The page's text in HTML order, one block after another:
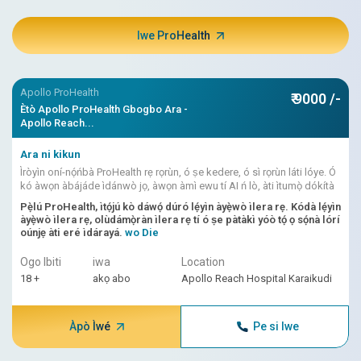
Iwe ProHealth
Apollo ProHealth
Ètò Apollo ProHealth Gbogbo Ara -
Apollo Reach...
₹ 9000 /-
Ara ni kikun
Ìròyìn oní-nọ́ńbà ProHealth rẹ rọrùn, ó ṣe kedere, ó sì rọrùn láti lóye. Ó
kó àwọn àbájáde ìdánwò jọ, àwọn àmì ewu tí AI ń lò, àti ìtumọ̀ dókítà
Pẹ̀lú ProHealth, ìtọ́jú kò dáwọ́ dúró lẹ́yìn àyẹ̀wò ìlera rẹ. Kódà lẹ́yìn
àyẹ̀wò ìlera rẹ, olùdámọ̀ràn ìlera rẹ tí ó ṣe pàtàkì yóò tọ́ ọ sọ́nà lórí
oúnjẹ àti eré ìdárayá. wo Die
Ogo Ibiti
18 +
iwa
akọ abo
Location
Apollo Reach Hospital Karaikudi
Àpò Ìwé Pe si Iwe